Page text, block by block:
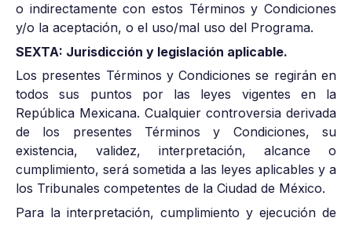
o indirectamente con estos Términos y Condiciones
y/o la aceptación, o el uso/mal uso del Programa.
SEXTA: Jurisdicción y legislación aplicable.
Los presentes Términos y Condiciones se regirán en
todos sus puntos por las leyes vigentes en la
República Mexicana. Cualquier controversia derivada
de los presentes Términos y Condiciones, su
existencia, validez, interpretación, alcance o
cumplimiento, será sometida a las leyes aplicables y a
los Tribunales competentes de la Ciudad de México.
Para la interpretación, cumplimiento y ejecución de